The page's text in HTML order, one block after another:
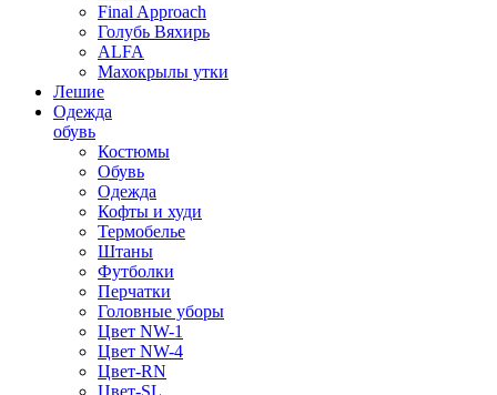
Final Approach
Голубь Вяхирь
ALFA
Махокрылы утки
Лешие
Одежда
обувь
Костюмы
Обувь
Одежда
Кофты и худи
Термобелье
Штаны
Футболки
Перчатки
Головные уборы
Цвет NW-1
Цвет NW-4
Цвет-RN
Цвет-SL